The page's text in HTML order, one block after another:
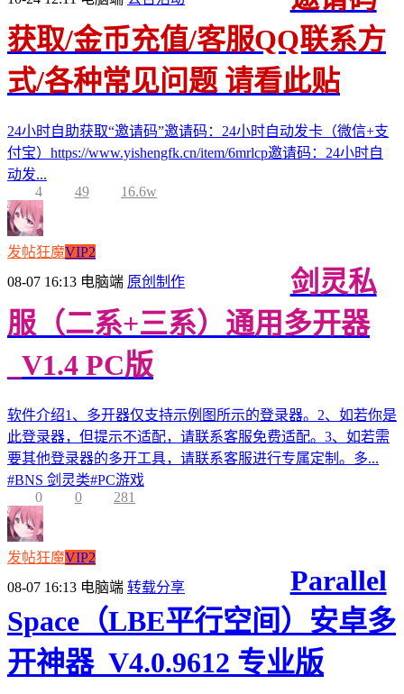
获取/金币充值/客服QQ联系方
式/各种常见问题 请看此贴
24小时自助获取“邀请码”邀请码：24小时自动发卡（微信+支
付宝）https://www.yishengfk.cn/item/6mrlcp邀请码：24小时自
动发...
4
49 16.6w
发帖狂魔VIP2
08-07 16:13 电脑端 原创制作
剑灵私
服（二系+三系）通用多开器
_V1.4 PC版
软件介绍1、多开器仅支持示例图所示的登录器。2、如若你是
此登录器，但提示不适配，请联系客服免费适配。3、如若需
要其他登录器的多开工具，请联系客服进行专属定制。多...
#BNS 剑灵类#PC游戏
0
0 281
发帖狂魔VIP2
08-07 16:13 电脑端 转载分享
Parallel
Space（LBE平行空间）安卓多
开神器_V4.0.9612 专业版